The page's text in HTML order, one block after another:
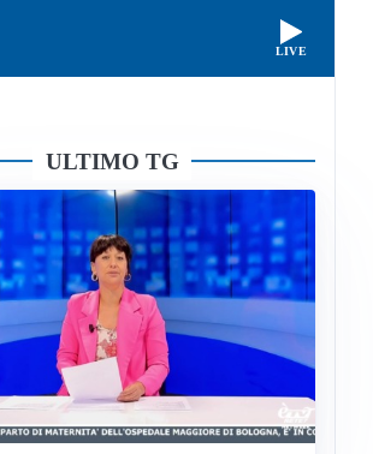
LIVE
ULTIMO TG